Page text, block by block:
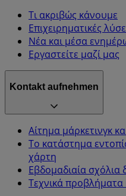
Τι ακριβώς κάνουμε
Επιχειρηματικές
Νέα και μέσα
Εργαστείτε μαζί μας
Kontakt aufnehmen
Αίτημα μάρκετινγκ
Το κατάστημα
χάρτη
Εβδομαδιαία σχόλια
Τεχνικά προβλήματα